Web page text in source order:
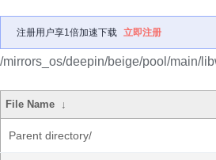
注册用户享1倍加速下载 立即注册
/mirrors_os/deepin/beige/pool/main/
File Name ↓
Parent directory/